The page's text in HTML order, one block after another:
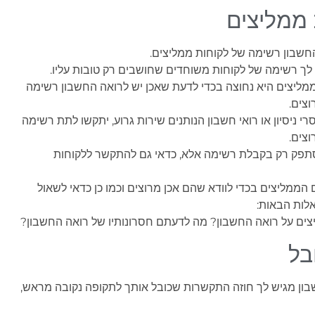
רשימה של לקוחות ממליצים.
לך רשימה של לקוחות משוחדים שחושבים רק טובות עליו.
היא נחוצה בכדי לדעת שאכן יש לרואה החשבון רשימה
ניסיון או רואי חשבון הנותנים שירות גרוע, יתקשו לתת רשימה
רק בקבלת רשימה אלא, כדאי גם להתקשר ללקוחות
בכדי לוודא שהם אכן מרוצים וכמו כן כדאי לשאול
הבאות:
על רואה החשבון? מה לדעתם חסרונותיו של רואה החשבון?
מגיש לך חוזה התקשרות שכובל אותך לתקופה נקובה מראש,